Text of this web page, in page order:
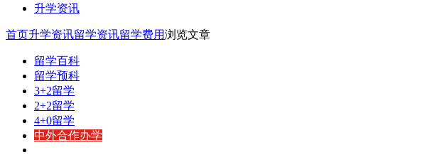
升学资讯
首页升学资讯留学资讯留学费用浏览文章
留学百科
留学预科
3+2留学
2+2留学
4+0留学
中外合作办学